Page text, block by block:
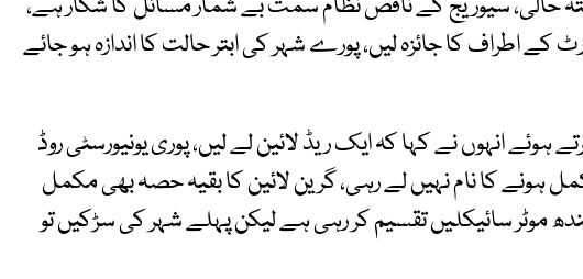
کے اطراف کا جائزہ لیں، پورے شہر کی ابتر حالت کا اندازہ ہو جائے
ہوئے انہوں نے کہا کہ ایک ریڈ لائین لے لیں، پوری یونیورسٹی روڈ
ہونے کا نام نہیں لے رہی، گرین لائین کا بقیہ حصہ بھی مکمل
موٹر سائیکلیں تقسیم کر رہی ہے لیکن پہلے شہر کی سڑکیں تو